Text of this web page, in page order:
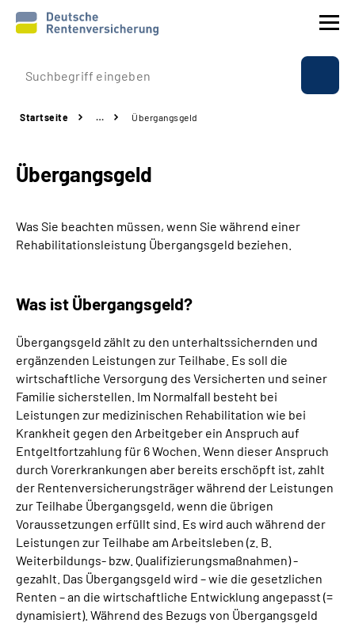
Prävention
Rente
Beratung & Kontakt
Über uns & Presse
Online-Services
Suche
Language
Inhalte in Gebärdensprache (DGS)
Leichte Sprache
Mein Kundenportal
Startseite … Übergangsgeld
Übergangsgeld
Was Sie beachten müssen, wenn Sie während einer
Rehabilitationsleistung Übergangsgeld beziehen.
Was ist Übergangsgeld?
Übergangsgeld zählt zu den unterhaltssichernden und
ergänzenden Leistungen zur Teilhabe. Es soll die
wirtschaftliche Versorgung des Versicherten und seiner
Familie sicherstellen. Im Normalfall besteht bei
Leistungen zur medizinischen Rehabilitation wie bei
Krankheit gegen den Arbeitgeber ein Anspruch auf
Entgeltfortzahlung für 6 Wochen. Wenn dieser Anspruch
durch Vorerkrankungen aber bereits erschöpft ist, zahlt
der Rentenversicherungsträger während der Leistungen
zur Teilhabe Übergangsgeld, wenn die übrigen
Voraussetzungen erfüllt sind. Es wird auch während der
Leistungen zur Teilhabe am Arbeitsleben (z. B.
Weiterbildungs- bzw. Qualifizierungsmaßnahmen) -
gezahlt. Das Übergangsgeld wird – wie die gesetzlichen
Renten – an die wirtschaftliche Entwicklung angepasst (=
dynamisiert). Während des Bezugs von Übergangsgeld